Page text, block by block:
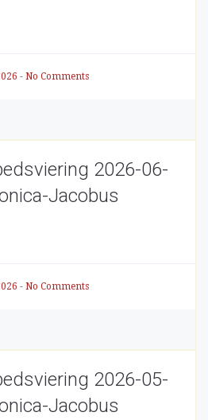
- No Comments
2026-06-
Jacobus
- No Comments
2026-05-
Jacobus